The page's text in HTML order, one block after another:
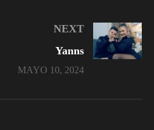
NEXT
Yanns
MAYO 10, 2024